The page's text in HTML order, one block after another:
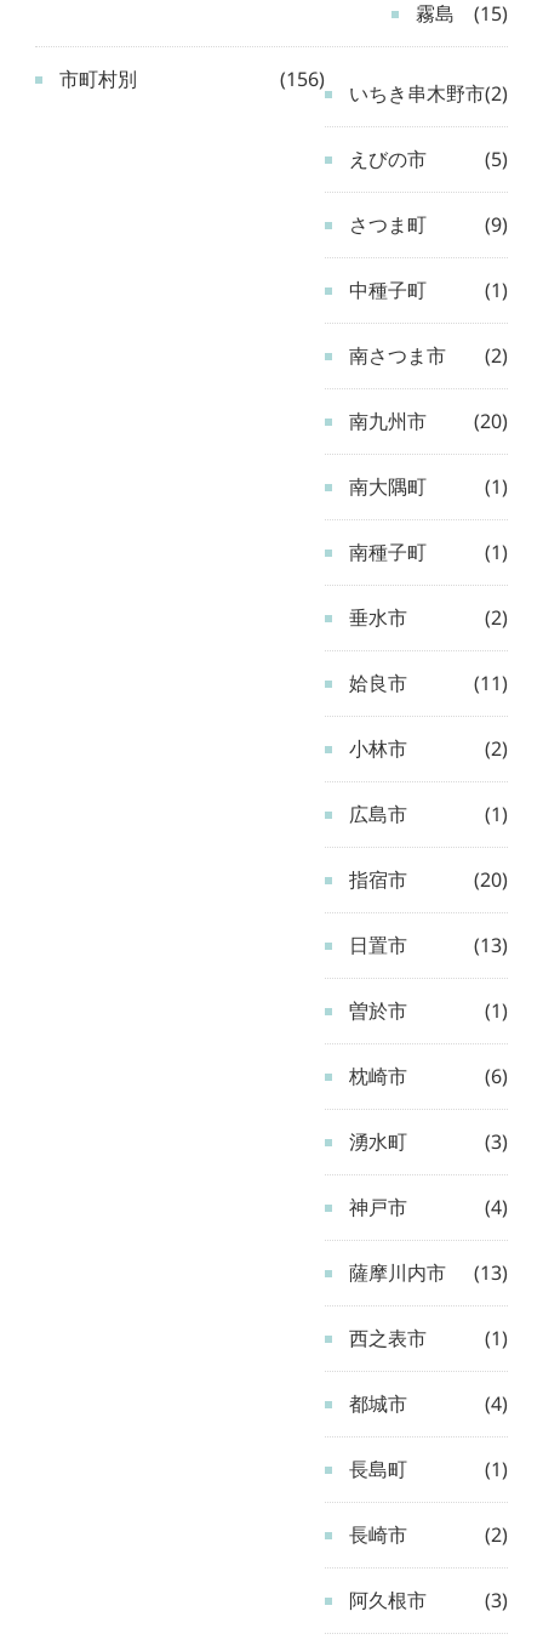
霧島 (15)
市町村別 (156)
いちき串木野市(2)
えびの市 (5)
さつま町 (9)
中種子町 (1)
南さつま市 (2)
南九州市 (20)
南大隅町 (1)
南種子町 (1)
垂水市 (2)
姶良市 (11)
小林市 (2)
広島市 (1)
指宿市 (20)
日置市 (13)
曽於市 (1)
枕崎市 (6)
湧水町 (3)
神戸市 (4)
薩摩川内市 (13)
西之表市 (1)
都城市 (4)
長島町 (1)
長崎市 (2)
阿久根市 (3)